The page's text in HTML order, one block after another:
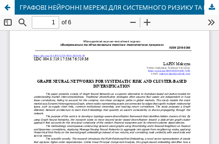
ГРАФОВІ НЕЙРОННІ МЕРЕЖІ ДЛЯ СИСТЕМНОГО РИЗИКУ ТА КЛАСТЕРНО-ОРІЄНТОВАНОЇ ДИВЕРСИФІКАЦІЇ